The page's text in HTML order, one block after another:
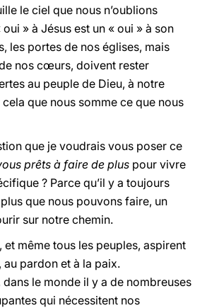
le ciel que nous n’oublions
» à Jésus est un « oui » à son
les portes de nos églises, mais
nos cœurs, doivent rester
au peuple de Dieu, à notre
cela que nous somme ce que nous
que je voudrais vous poser ce
prêts à faire de plus pour vivre
? Parce qu’il y a toujours
que nous pouvons faire, un
sur notre chemin.
et même tous les peuples, aspirent
au pardon et à la paix.
dans le monde il y a de nombreuses
qui nécessitent nos